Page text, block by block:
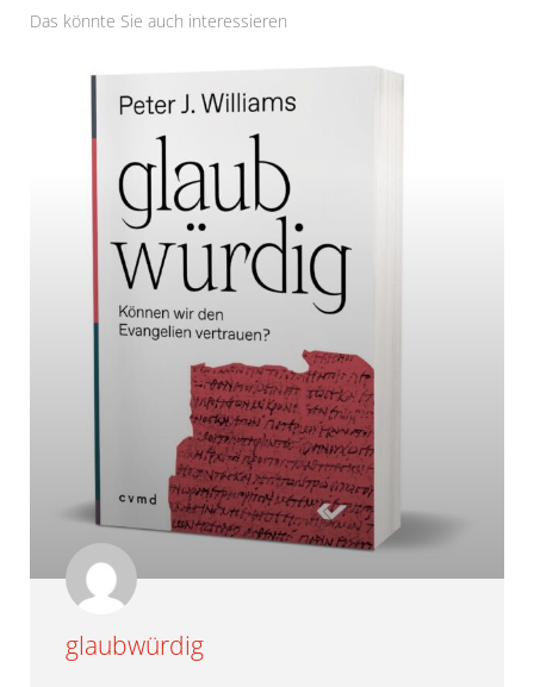
Das könnte Sie auch interessieren
glaubwürdig